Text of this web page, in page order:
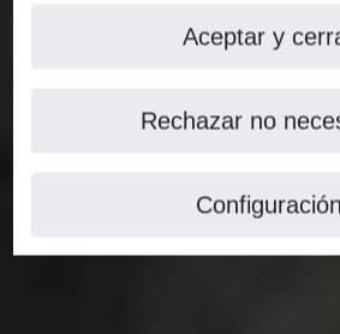
Aceptar y
Rechazar no
Configuración